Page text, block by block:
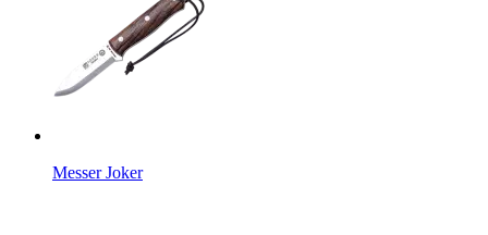
Messer Joker